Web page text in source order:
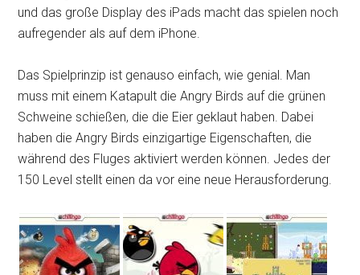
und das große Display des iPads macht das spielen noch
aufregender als auf dem iPhone.
Das Spielprinzip ist genauso einfach, wie genial. Man
muss mit einem Katapult die Angry Birds auf die grünen
Schweine schießen, die die Eier geklaut haben. Dabei
haben die Angry Birds einzigartige Eigenschaften, die
während des Fluges aktiviert werden können. Jedes der
150 Level stellt einen da vor eine neue Herausforderung.